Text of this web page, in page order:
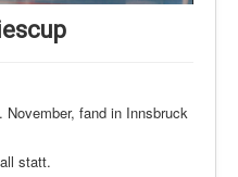
fand in Innsbruck
statt.